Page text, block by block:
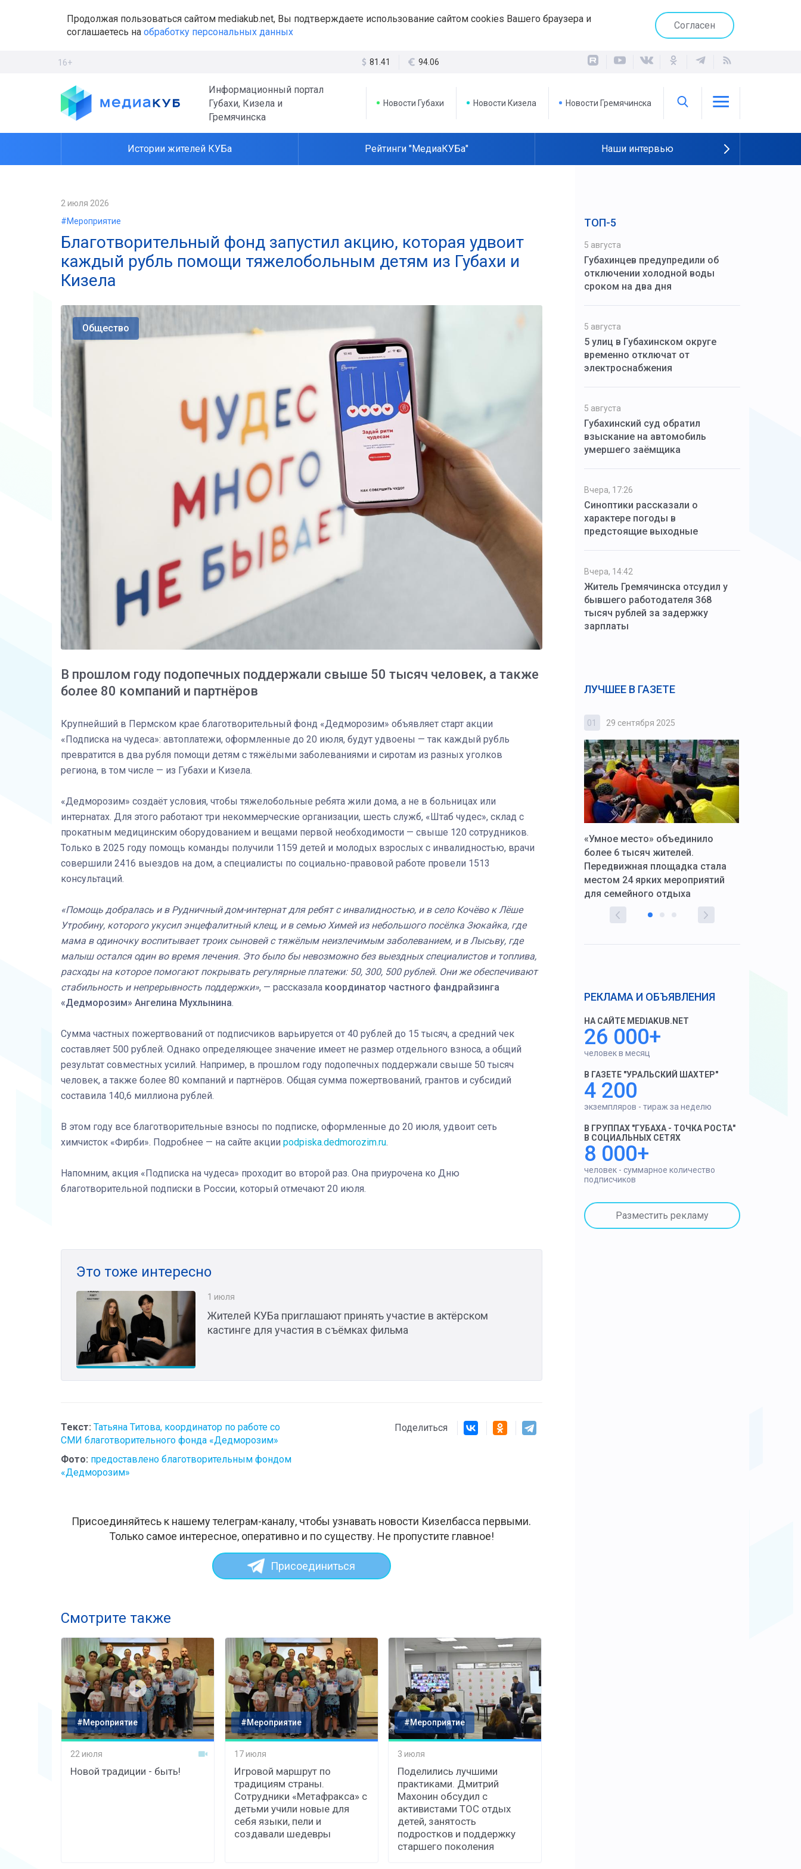
Продолжая пользоваться сайтом mediakub.net, Вы подтверждаете использование сайтом cookies Вашего браузера и
соглашаетесь на обработку персональных данных
Согласен
16+ 81.41 94.06
Информационный портал
Губахи, Кизела и
Гремячинска
Новости Губахи Новости Кизела Новости Гремячинска
Истории жителей КУБа Рейтинги "МедиаКУБа" Наши интервью
2 июля 2026
#Мероприятие
Благотворительный фонд запустил акцию, которая удвоит
каждый рубль помощи тяжелобольным детям из Губахи и
Кизела
Общество
В прошлом году подопечных поддержали свыше 50 тысяч человек, а также
более 80 компаний и партнёров
Крупнейший в Пермском крае благотворительный фонд «Дедморозим» объявляет старт акции
«Подписка на чудеса»: автоплатежи, оформленные до 20 июля, будут удвоены — так каждый рубль
превратится в два рубля помощи детям с тяжёлыми заболеваниями и сиротам из разных уголков
региона, в том числе — из Губахи и Кизела.
«Дедморозим» создаёт условия, чтобы тяжелобольные ребята жили дома, а не в больницах или
интернатах. Для этого работают три некоммерческие организации, шесть служб, «Штаб чудес», склад с
прокатным медицинским оборудованием и вещами первой необходимости — свыше 120 сотрудников.
Только в 2025 году помощь команды получили 1159 детей и молодых взрослых с инвалидностью, врачи
совершили 2416 выездов на дом, а специалисты по социально-правовой работе провели 1513
консультаций.
«Помощь добралась и в Рудничный дом-интернат для ребят с инвалидностью, и в село Кочёво к Лёше
Утробину, которого укусил энцефалитный клещ, и в семью Химей из небольшого посёлка Зюкайка, где
мама в одиночку воспитывает троих сыновей с тяжёлым неизлечимым заболеванием, и в Лысьву, где
малыш остался один во время лечения. Это было бы невозможно без выездных специалистов и топлива,
расходы на которое помогают покрывать регулярные платежи: 50, 300, 500 рублей. Они же обеспечивают
стабильность и непрерывность поддержки», — рассказала координатор частного фандрайзинга
«Дедморозим» Ангелина Мухлынина.
Сумма частных пожертвований от подписчиков варьируется от 40 рублей до 15 тысяч, а средний чек
составляет 500 рублей. Однако определяющее значение имеет не размер отдельного взноса, а общий
результат совместных усилий. Например, в прошлом году подопечных поддержали свыше 50 тысяч
человек, а также более 80 компаний и партнёров. Общая сумма пожертвований, грантов и субсидий
составила 140,6 миллиона рублей.
В этом году все благотворительные взносы по подписке, оформленные до 20 июля, удвоит сеть
химчисток «Фирби». Подробнее — на сайте акции podpiska.dedmorozim.ru.
Напомним, акция «Подписка на чудеса» проходит во второй раз. Она приурочена ко Дню
благотворительной подписки в России, который отмечают 20 июля.
Это тоже интересно
1 июля
Жителей КУБа приглашают принять участие в актёрском
кастинге для участия в съёмках фильма
Текст: Татьяна Титова, координатор по работе со
СМИ благотворительного фонда «Дедморозим»
Фото: предоставлено благотворительным фондом
«Дедморозим»
Поделиться
Присоединяйтесь к нашему телеграм-каналу, чтобы узнавать новости Кизелбасса первыми.
Только самое интересное, оперативно и по существу. Не пропустите главное!
Присоединиться
Смотрите также
#Мероприятие
22 июля
Новой традиции - быть!
#Мероприятие
17 июля
Игровой маршрут по
традициям страны.
Сотрудники «Метафракса» с
детьми учили новые для
себя языки, пели и
создавали шедевры
#Мероприятие
3 июля
Поделились лучшими
практиками. Дмитрий
Махонин обсудил с
активистами ТОС отдых
детей, занятость
подростков и поддержку
старшего поколения
ТОП-5
5 августа
Губахинцев предупредили об
отключении холодной воды
сроком на два дня
5 августа
5 улиц в Губахинском округе
временно отключат от
электроснабжения
5 августа
Губахинский суд обратил
взыскание на автомобиль
умершего заёмщика
Вчера, 17:26
Синоптики рассказали о
характере погоды в
предстоящие выходные
Вчера, 14:42
Житель Гремячинска отсудил у
бывшего работодателя 368
тысяч рублей за задержку
зарплаты
ЛУЧШЕЕ В ГАЗЕТЕ
03 4 октября 2025
Штурмовик огня. Казак Алексей
Коробов после возвращения со
спецоперации сделал
01 29 сентября 2025
«Умное место» объединило
более 6 тысяч жителей.
Передвижная площадка стала
местом 24 ярких мероприятий
для семейного отдыха
РЕКЛАМА И ОБЪЯВЛЕНИЯ
НА САЙТЕ MEDIAKUB.NET
26 000+
человек в месяц
В ГАЗЕТЕ "УРАЛЬСКИЙ ШАХТЕР"
4 200
экземпляров - тираж за неделю
В ГРУППАХ "ГУБАХА - ТОЧКА РОСТА"
В СОЦИАЛЬНЫХ СЕТЯХ
8 000+
человек - суммарное количество
подписчиков
Разместить рекламу